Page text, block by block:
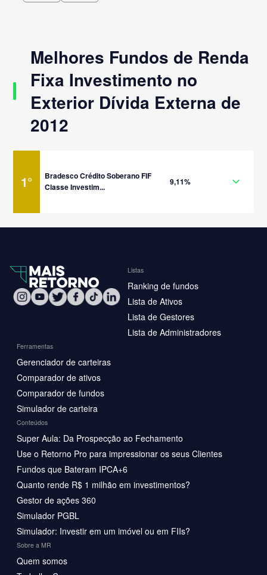
Melhores Fundos de Renda
Fixa Investimento no
Exterior Dívida Externa de
2012
1°
Bradesco Crédito Soberano FIF
Classe Investim...
9,11%
Listas
Ranking de fundos
Lista de Ativos
Lista de Gestores
Lista de Administradores
Ferramentas
Gerenciador de carteiras
Comparador de ativos
Comparador de fundos
Simulador de carteira
Conteúdos
Super Aula: Da Prospecção ao Fechamento
Use o Retorno Pro para impressionar os seus Clientes
Fundos que Bateram IPCA+6
Quanto rende R$ 1 milhão em investimentos?
Gestor de ações 360
Simulador PGBL
Simulador: Investir em um imóvel ou em FIIs?
Sobre a MR
Quem somos